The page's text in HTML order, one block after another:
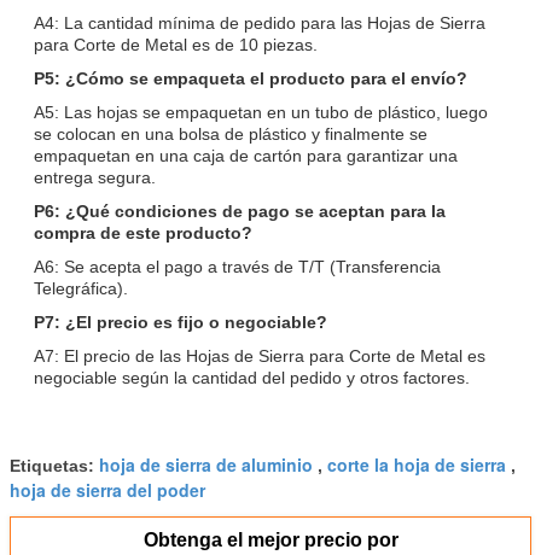
A4: La cantidad mínima de pedido para las Hojas de Sierra
para Corte de Metal es de 10 piezas.
P5: ¿Cómo se empaqueta el producto para el envío?
A5: Las hojas se empaquetan en un tubo de plástico, luego
se colocan en una bolsa de plástico y finalmente se
empaquetan en una caja de cartón para garantizar una
entrega segura.
P6: ¿Qué condiciones de pago se aceptan para la
compra de este producto?
A6: Se acepta el pago a través de T/T (Transferencia
Telegráfica).
P7: ¿El precio es fijo o negociable?
A7: El precio de las Hojas de Sierra para Corte de Metal es
negociable según la cantidad del pedido y otros factores.
Etiquetas: hoja de sierra de aluminio , corte la hoja de sierra ,
hoja de sierra del poder
Obtenga el mejor precio por